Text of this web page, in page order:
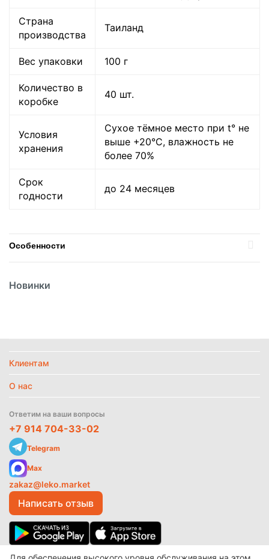
Страна
производства
Таиланд
Вес упаковки 100 г
Количество в
коробке
40 шт.
Условия
хранения
Сухое тёмное место при t° не
выше +20°C, влажность не
более 70%
Срок
годности
до 24 месяцев
Особенности
Температурный режим
Новинки
Клиентам
О нас
Ответим на ваши вопросы
+7 914 704-33-02
Telegram
Max
zakaz@leko.market
Написать отзыв